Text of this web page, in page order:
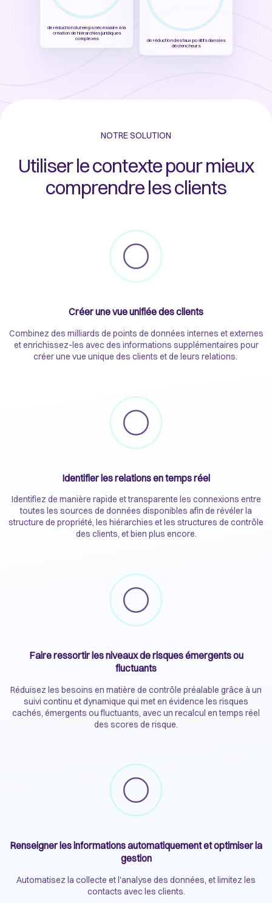
de réduction du temps nécessaire à la
création de hiérarchies juridiques
complexes
de réduction des faux positifs dans les
déclencheurs
NOTRE SOLUTION
Utiliser le contexte pour mieux
comprendre les clients
Créer une vue unifiée des clients
Combinez des milliards de points de données internes et externes
et enrichissez-les avec des informations supplémentaires pour
créer une vue unique des clients et de leurs relations.
Identifier les relations en temps réel
Identifiez de manière rapide et transparente les connexions entre
toutes les sources de données disponibles afin de révéler la
structure de propriété, les hiérarchies et les structures de contrôle
des clients, et bien plus encore.
Faire ressortir les niveaux de risques émergents ou
fluctuants
Réduisez les besoins en matière de contrôle préalable grâce à un
suivi continu et dynamique qui met en évidence les risques
cachés, émergents ou fluctuants, avec un recalcul en temps réel
des scores de risque.
Renseigner les informations automatiquement et optimiser la
gestion
Automatisez la collecte et l'analyse des données, et limitez les
contacts avec les clients.